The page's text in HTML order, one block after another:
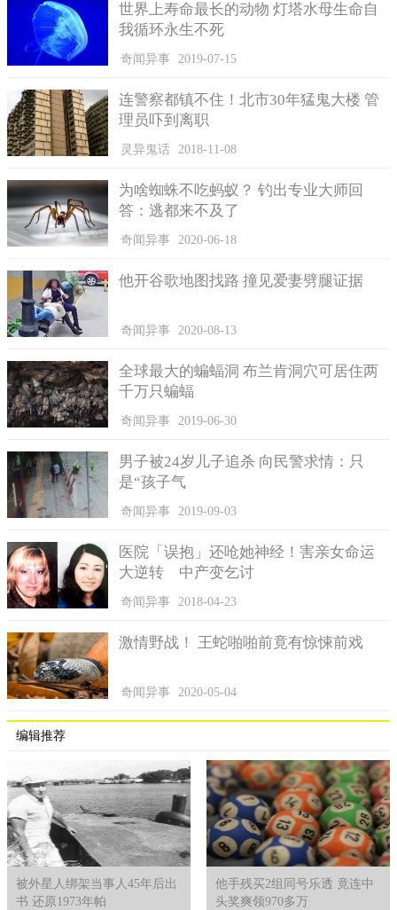
世界上寿命最长的动物 灯塔水母生命自
我循环永生不死
奇闻异事 2019-07-15
连警察都镇不住！北市30年猛鬼大楼 管
理员吓到离职
灵异鬼话 2018-11-08
为啥蜘蛛不吃蚂蚁？ 钓出专业大师回
答：逃都来不及了
奇闻异事 2020-06-18
他开谷歌地图找路 撞见爱妻劈腿证据
奇闻异事 2020-08-13
全球最大的蝙蝠洞 布兰肯洞穴可居住两
千万只蝙蝠
奇闻异事 2019-06-30
男子被24岁儿子追杀 向民警求情：只
是“孩子气
奇闻异事 2019-09-03
医院「误抱」还呛她神经！害亲女命运
大逆转 中产变乞讨
奇闻异事 2018-04-23
激情野战！ 王蛇啪啪前竟有惊悚前戏
奇闻异事 2020-05-04
编辑推荐
被外星人绑架当事人45年后出
书 还原1973年帕
他手残买2组同号乐透 竟连中
头奖爽领970多万